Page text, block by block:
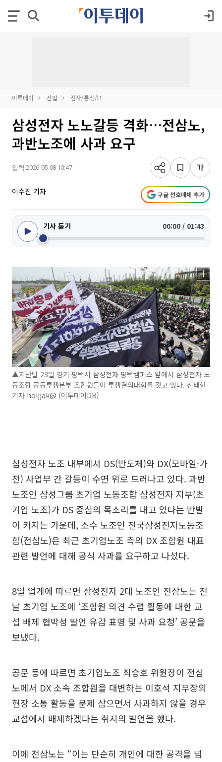
이투데이 산업 전자/통신/IT
삼성전자 노노갈등 격화…전삼노,
과반노조에 사과 요구
입력 2026-05-08 10:47
이수진 기자 구글 선호매체 추가
기사 듣기 00:00 / 01:43
▲지난달 23일 경기 평택시 삼성전자 평택캠퍼스 앞에서 삼성전자 노
동조합 공동투쟁본부 조합원들이 투쟁결의대회를 갖고 있다. 신태현
기자 holjjak@ (이투데이DB)
삼성전자 노조 내부에서 DS(반도체)와 DX(모바일·가
전) 사업부 간 갈등이 수면 위로 드러나고 있다. 과반
노조인 삼성그룹 초기업 노동조합 삼성전자 지부(초
기업 노조)가 DS 중심의 목소리를 내고 있다는 반발
이 커지는 가운데, 소수 노조인 전국삼성전자노동조
합(전삼노)은 최근 초기업노조 측의 DX 조합원 대표
관련 발언에 대해 공식 사과를 요구하고 나섰다.
8일 업계에 따르면 삼성전자 2대 노조인 전삼노는 전
날 초기업 노조에 ‘조합원 의견 수렴 활동에 대한 교
섭 배제 협박성 발언 유감 표명 및 사과 요청’ 공문을
보냈다.
공문 등에 따르면 초기업노조 최승호 위원장이 전삼
노에서 DX 소속 조합원을 대변하는 이호석 지부장의
현장 소통 활동을 문제 삼으면서 사과하지 않을 경우
교섭에서 배제하겠다는 취지의 발언을 했다.
이에 전삼노는 “이는 단순히 개인에 대한 공격을 넘